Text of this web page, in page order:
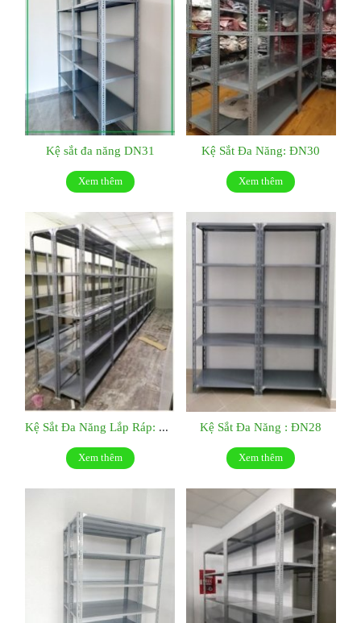
Kệ sắt đa năng DN31
Xem thêm
Kệ Sắt Đa Năng: ĐN30
Xem thêm
Kệ Sắt Đa Năng Lắp Ráp: ĐN29
Xem thêm
Kệ Sắt Đa Năng : ĐN28
Xem thêm